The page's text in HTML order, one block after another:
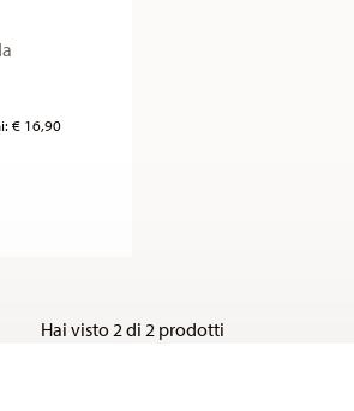
from
€ 16,90
Hai visto 2 di 2 prodotti